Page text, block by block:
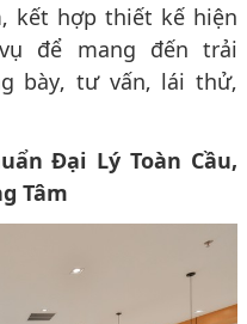
kết hợp thiết kế hiện
để mang đến trải
bày, tư vấn, lái thử,
Đại Lý Toàn Cầu,
Tâm